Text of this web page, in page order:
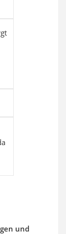
und